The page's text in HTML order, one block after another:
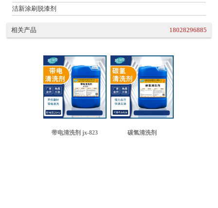
洁新涂刷脱漆剂
相关产品 18028296885
带电清洗剂 jx-823 碳氢清洗剂